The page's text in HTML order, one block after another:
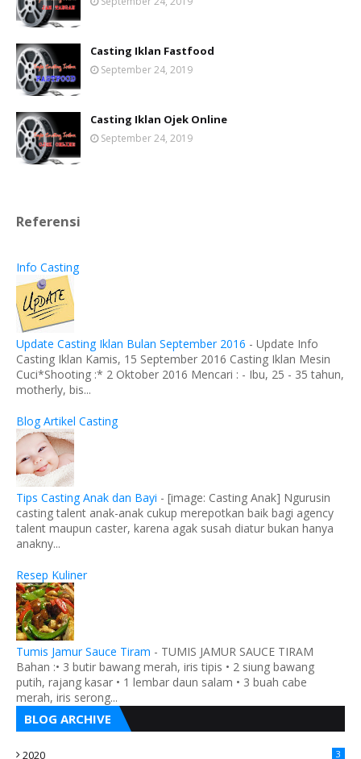
Casting Iklan Fastfood
September 24, 2019
Casting Iklan Ojek Online
September 24, 2019
Referensi
Info Casting
Update Casting Iklan Bulan September 2016 - Update Info
Casting Iklan Kamis, 15 September 2016 Casting Iklan Mesin
Cuci*Shooting :* 2 Oktober 2016 Mencari : - Ibu, 25 - 35 tahun,
motherly, bis...
Blog Artikel Casting
Tips Casting Anak dan Bayi - [image: Casting Anak] Ngurusin
casting talent anak-anak cukup merepotkan baik bagi agency
talent maupun caster, karena agak susah diatur bukan hanya
anakny...
Resep Kuliner
Tumis Jamur Sauce Tiram - TUMIS JAMUR SAUCE TIRAM
Bahan :• 3 butir bawang merah, iris tipis • 2 siung bawang
putih, rajang kasar • 1 lembar daun salam • 3 buah cabe
merah, iris serong...
BLOG ARCHIVE
2020 3